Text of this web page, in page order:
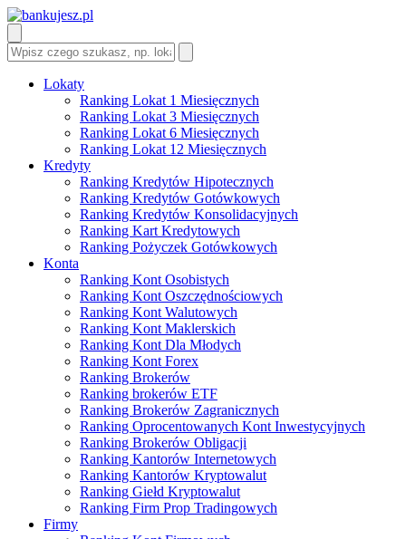
Lokaty
Ranking Lokat 1 Miesięcznych
Ranking Lokat 3 Miesięcznych
Ranking Lokat 6 Miesięcznych
Ranking Lokat 12 Miesięcznych
Kredyty
Ranking Kredytów Hipotecznych
Ranking Kredytów Gotówkowych
Ranking Kredytów Konsolidacyjnych
Ranking Kart Kredytowych
Ranking Pożyczek Gotówkowych
Konta
Ranking Kont Osobistych
Ranking Kont Oszczędnościowych
Ranking Kont Walutowych
Ranking Kont Maklerskich
Ranking Kont Dla Młodych
Ranking Kont Forex
Ranking Brokerów
Ranking brokerów ETF
Ranking Brokerów Zagranicznych
Ranking Oprocentowanych Kont Inwestycyjnych
Ranking Brokerów Obligacji
Ranking Kantorów Internetowych
Ranking Kantorów Kryptowalut
Ranking Giełd Kryptowalut
Ranking Firm Prop Tradingowych
Firmy